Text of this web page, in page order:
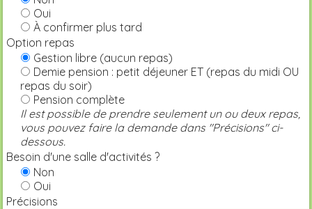
Oui
À confirmer plus tard
Option repas
Gestion libre (aucun repas)
Demie pension : petit déjeuner ET (repas du midi OU
repas du soir)
Pension complète
Il est possible de prendre seulement un ou deux repas,
vous pouvez faire la demande dans "Précisions" ci-
dessous.
Besoin d'une salle d'activités ?
Non
Oui
Précisions